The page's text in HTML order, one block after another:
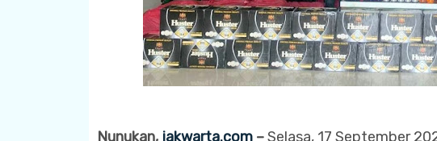
Nunukan, jakwarta.com–Selasa, 17 September